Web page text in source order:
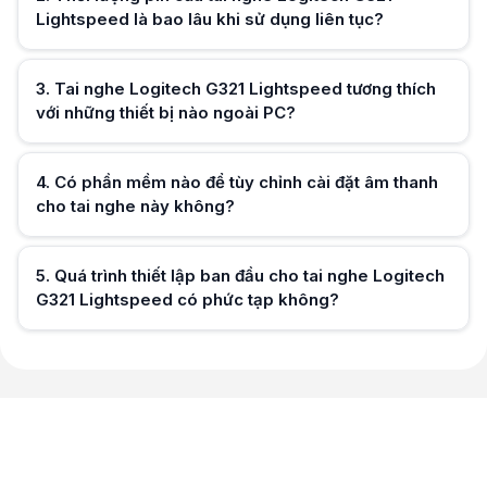
Hữu ích (0)
Lightspeed là bao lâu khi sử dụng liên tục?
Hữu ích (0)
3. Tai nghe Logitech G321 Lightspeed tương thích
với những thiết bị nào ngoài PC?
4. Có phần mềm nào để tùy chỉnh cài đặt âm thanh
cho tai nghe này không?
5. Quá trình thiết lập ban đầu cho tai nghe Logitech
G321 Lightspeed có phức tạp không?